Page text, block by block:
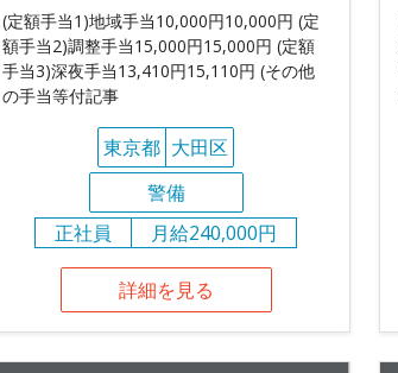
(定額手当1)地域手当10,000円10,000円 (定
額手当2)調整手当15,000円15,000円 (定額
手当3)深夜手当13,410円15,110円 (その他
の手当等付記事
東京都 大田区
警備
正社員
月給240,000円
詳細を見る